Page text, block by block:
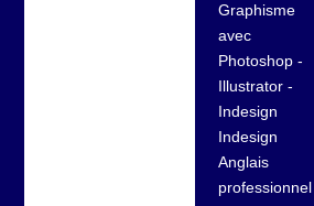
Graphisme
avec
Photoshop -
Illustrator -
Indesign
Indesign
Anglais
professionnel